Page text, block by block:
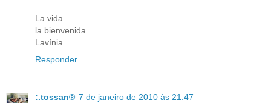
La vida
la bienvenida
Lavínia
Responder
:.tossan® 7 de janeiro de 2010 às 21:47